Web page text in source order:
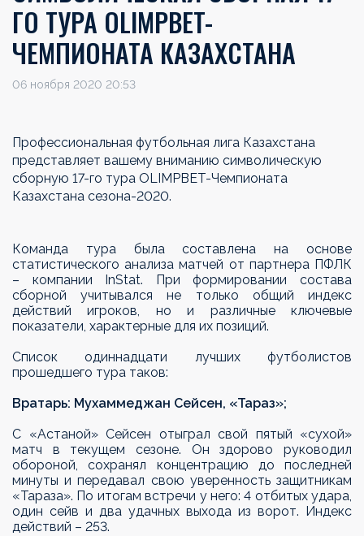
ГО ТУРА OLIMPBET-
ЧЕМПИОНАТА КАЗАХСТАНА
06 ноября 2020 20:53
Профессиональная футбольная лига Казахстана
представляет вашему вниманию символическую
сборную 17-го тура OLIMPBET-Чемпионата
Казахстана сезона-2020.
Команда тура была составлена на основе
статистического анализа матчей от партнера ПФЛК
– компании InStat. При формировании состава
сборной учитывался не только общий индекс
действий игроков, но и различные ключевые
показатели, характерные для их позиций.
Список одиннадцати лучших футболистов
прошедшего тура таков:
Вратарь: Мухаммеджан Сейсен, «Тараз»;
С «Астаной» Сейсен отыграл свой пятый «сухой»
матч в текущем сезоне. Он здорово руководил
обороной, сохранял концентрацию до последней
минуты и передавал свою уверенность защитникам
«Тараза». По итогам встречи у него: 4 отбитых удара,
один сейв и два удачных выхода из ворот. Индекс
действий – 253.